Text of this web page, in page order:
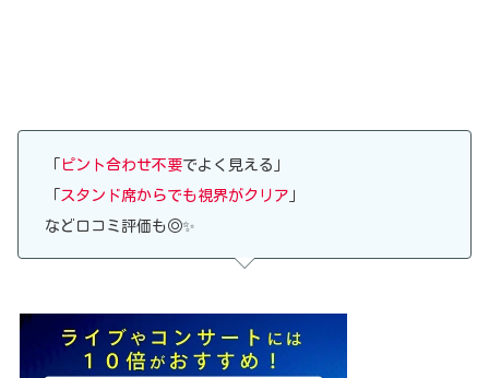
ピント合わせ不要でよく見える」
スタンド席からでも視界がクリア 」
など口コミ評価も◎✨